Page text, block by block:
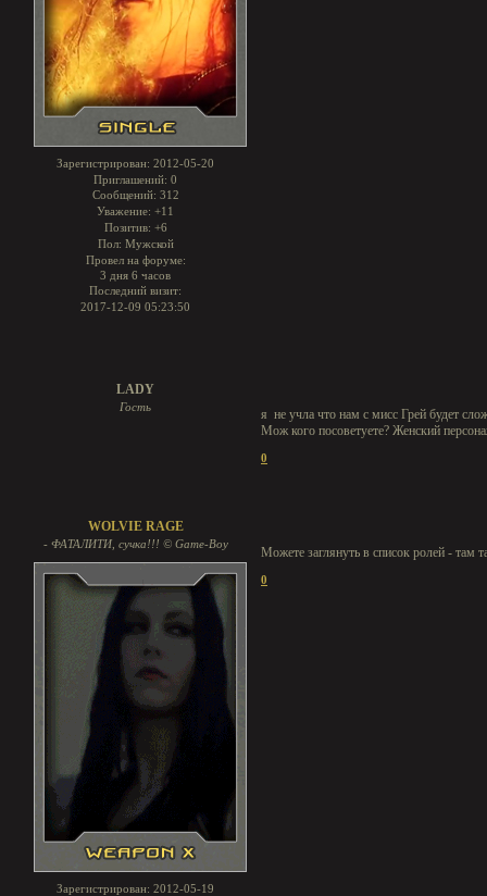
Зарегистрирован: 2012-05-20
Приглашений: 0
Сообщений: 312
Уважение: +11
Позитив: +6
Пол: Мужской
Провел на форуме:
3 дня 6 часов
Последний визит:
2017-12-09 05:23:50
LADY
Гость
я не учла что нам с мисс Грей будет
Мож кого посоветуете? Женский
0
WOLVIE RAGE
- ФАТАЛИТИ, сучка!!! © Game-Boy
Зарегистрирован: 2012-05-19
Можете заглянуть в список ролей - там
0